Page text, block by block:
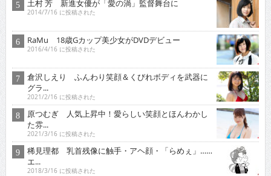
土村 芳 新進女優が「愛の渦」監督舞台に
2014/7/16 に投稿された
RaMu 18歳Gカップ美少女がDVDデビュー
2016/4/16 に投稿された
倉沢しえり ふんわり笑顔＆くびれボディを武器に
グラ...
2021/2/16 に投稿された
原つむぎ 人気上昇中！愛らしい笑顔とほんわかし
た雰...
2021/3/16 に投稿された
稀見理都 乳首残像に触手・アヘ顔・「らめぇ」……
エ...
2018/3/16 に投稿された